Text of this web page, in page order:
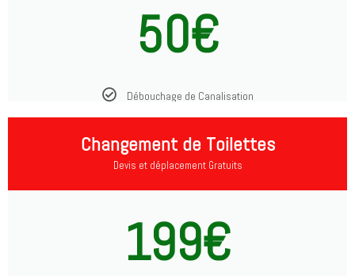
50€
Débouchage de Canalisation
Changement de Toilettes
Devis et déplacement Gratuits
199€